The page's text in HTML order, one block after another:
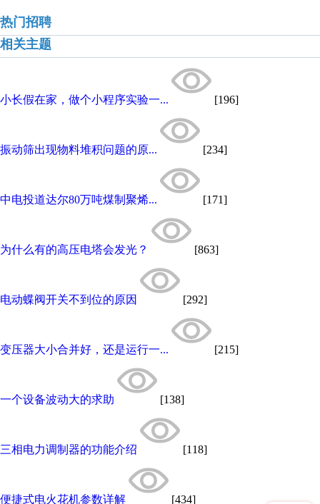
热门招聘
相关主题
小长假在家，做个小程序实验一... [196]
振动筛出现物料堆积问题的原... [234]
中电投道达尔80万吨煤制聚烯... [171]
为什么有的高压电塔会发光？ [863]
电动蝶阀开关不到位的原因 [292]
变压器大小合并好，还是运行一... [215]
一个设备波动大的求助 [138]
三相电力调制器的功能介绍 [118]
便捷式电火花机参数详解 [434]